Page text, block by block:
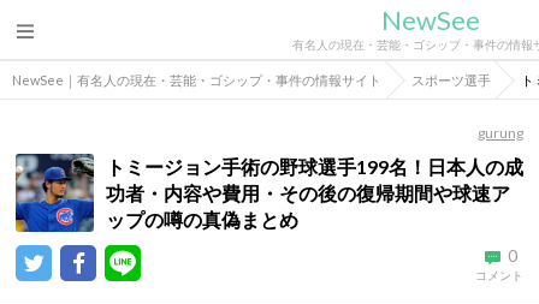
NewSee
有名人の現在・芸能・ゴシップ・事件の情報
NewSee｜有名人の現在・芸能・ゴシップ・事件の情報サイト スポーツ選手
gurung
トミージョン手術の野球選手199名！日本人の成
功者・内容や費用・その後の復帰期間や球速ア
ップの噂の真偽まとめ
0
コメント